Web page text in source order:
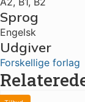
Sprog
Engelsk
Udgiver
Forskellige forlag